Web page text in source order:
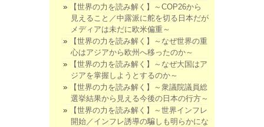
【世界の力を読み解く】～COP26から
見えること／中露派に舵を切る日本だが
メディアは未だに欧米偏重～
【世界の力を読み解く】～なぜ世界の重
心はアジアから欧州へ移ったのか～
【世界の力を読み解く】～なぜ大国はア
ジアを掌握しようとするのか～
【世界の力を読み解く】～衆議院議員総
選挙結果から見える今後の日本の行方～
【世界の力を読み解く】～世界インフレ
開始／インフレ誘導の騙しも明らかにな